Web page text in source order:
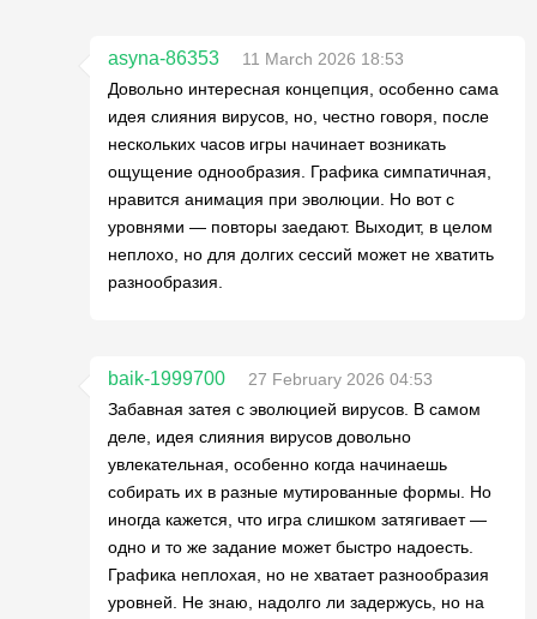
asyna-86353
11 March 2026 18:53
Довольно интересная концепция, особенно сама
идея слияния вирусов, но, честно говоря, после
нескольких часов игры начинает возникать
ощущение однообразия. Графика симпатичная,
нравится анимация при эволюции. Но вот с
уровнями — повторы заедают. Выходит, в целом
неплохо, но для долгих сессий может не хватить
разнообразия.
baik-1999700
27 February 2026 04:53
Забавная затея с эволюцией вирусов. В самом
деле, идея слияния вирусов довольно
увлекательная, особенно когда начинаешь
собирать их в разные мутированные формы. Но
иногда кажется, что игра слишком затягивает —
одно и то же задание может быстро надоесть.
Графика неплохая, но не хватает разнообразия
уровней. Не знаю, надолго ли задержусь, но на